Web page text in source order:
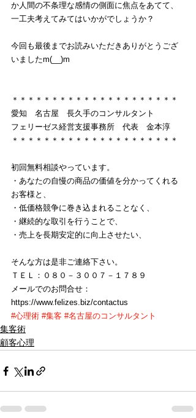
か人間の不条理な感情の側面に焦点をあてて、
一工夫考えてみてはいかがでしょうか？
今回も最後までお読みいただきありがとうござ
いましたm(__)m
＊＊＊＊＊＊＊＊＊＊＊＊＊＊＊＊＊＊＊＊＊
愛知　名古屋　長久手のコンサルタント
フェリーゼス経営支援事務所　代表　金本淳
＊＊＊＊＊＊＊＊＊＊＊＊＊＊＊＊＊＊＊＊＊
初回無料相談やっています。
・あなたの自慢の商品の価値を分かってくれる
お客様と、
・低価格競争に巻き込まれることなく、
・継続的な取引を行うことで、
・売上を長期安定的に向上させたい、
そんな方は是非ご連絡下さい。
ＴＥＬ：０８０－３００７－１７８９
メールでのお問合せ：
https://www.felizes.biz/contactus
#心理術 #集客 #名古屋のコンサルタント
集客術
顧客心理